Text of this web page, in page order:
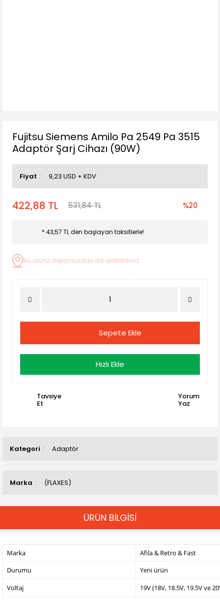
Kategori Adaptör
Marka (FLAXES)
Fujitsu Siemens Amilo Pa 2549 Pa 3515
Adaptör Şarj Cihazı (90W)
Fiyat 9,23 USD + KDV
422,88 TL 531,84 TL %20
* 43,57 TL den başlayan taksitlerle!
Bu ürünü depomuzdan da alabilirsiniz.
Sepete Ekle
Hızlı Ekle
Tavsiye
Et
Yorum
Yaz
ÜRÜN BİLGİSİ
Marka
Afila & Retro & Fast
Durumu
Yeni ürün
Voltaj
19V (18V, 18.5V, 19.5V ve